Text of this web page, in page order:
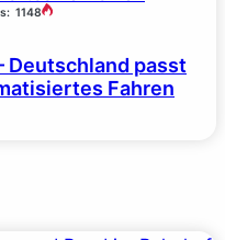
1148
Deutschland passt
Fahren